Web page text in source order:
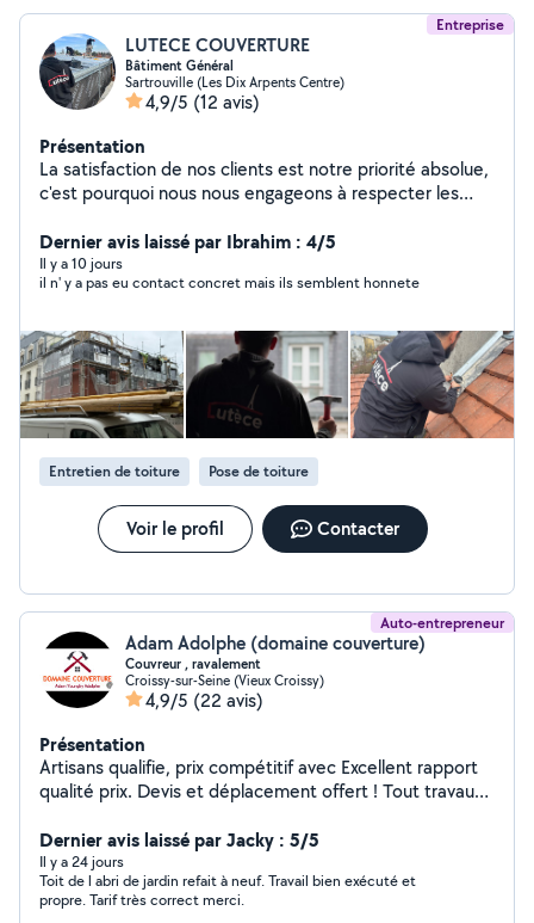
Entreprise
LUTECE COUVERTURE
Bâtiment Général
Sartrouville (Les Dix Arpents Centre)
4,9/5 (12 avis)
Présentation
La satisfaction de nos clients est notre priorité absolue,
c'est pourquoi nous nous engageons à respecter les
irréprochable. Nous mettons un point d'honneur à
utiliser des matériaux de première qualité et à privilégier
les techniques et les solutions innovantes, afin d'assurer
effectuons de grands comme de petits travaux mais
toujours en offrant tout nôtre savoir faire pour fournir un
excellent travail et réaliser tout vos projets. Nos travaux
sont couvert par la garantie décennale. Couverture,
Charpente, Maçonnerie, Peinture, Ravalement,
Étanchéité, Rehaussement de toiture, Isolation
Dernier avis laissé par Ibrahim : 4/5
Il y a 10 jours
il n' y a pas eu contact concret mais ils semblent honnete
Entretien de toiture Pose de toiture
Voir le profil Contacter
Auto-entrepreneur
Adam Adolphe (domaine couverture)
Couvreur , ravalement
Croissy-sur-Seine (Vieux Croissy)
4,9/5 (22 avis)
Présentation
Artisans qualifie, prix compétitif avec Excellent rapport
qualité prix. Devis et déplacement offert ! Tout travaux
Dernier avis laissé par Jacky : 5/5
Il y a 24 jours
Toit de l abri de jardin refait à neuf. Travail bien exécuté et
propre. Tarif très correct merci.